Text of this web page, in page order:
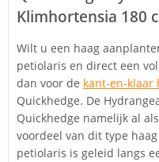
Klimhortensia 180
Wilt u een haag
petiolaris en direct een
dan voor de kant-en-klaar
Quickhedge. De
Quickhedge namelijk al
voordeel van dit type
petiolaris is geleid langs